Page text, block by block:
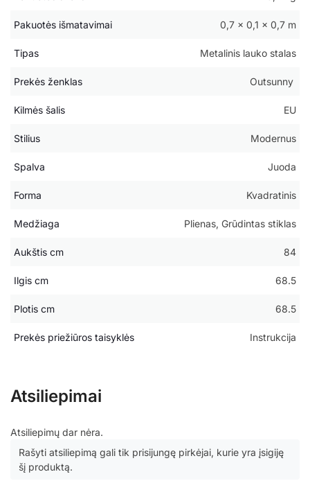
Pakuotės išmatavimai 0,7 × 0,1 × 0,7 m
Tipas Metalinis lauko stalas
Prekės ženklas Outsunny
Kilmės šalis EU
Stilius Modernus
Spalva Juoda
Forma Kvadratinis
Medžiaga Plienas, Grūdintas stiklas
Aukštis cm 84
Ilgis cm 68.5
Plotis cm 68.5
Prekės priežiūros taisyklės Instrukcija
Atsiliepimai
Atsiliepimų dar nėra.
Rašyti atsiliepimą gali tik prisijungę pirkėjai, kurie yra įsigiję
šį produktą.